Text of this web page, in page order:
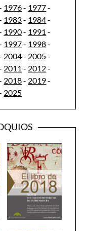
1976- 1977-
1983- 1984-
1990- 1991 -
1997- 1998-
2004- 2005-
2011 - 2012-
2018- 2019-
2025